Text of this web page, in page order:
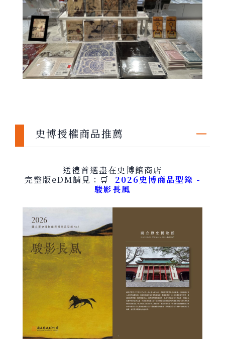
史博授權商品推薦
送禮首選盡在史博館商店
完整版eDM請見：🛒
2026史博商品型錄 -
駿影長風